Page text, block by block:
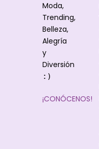
Moda,
Trending,
Belleza,
Alegría
y
Diversión
:)
¡CONÓCENOS!